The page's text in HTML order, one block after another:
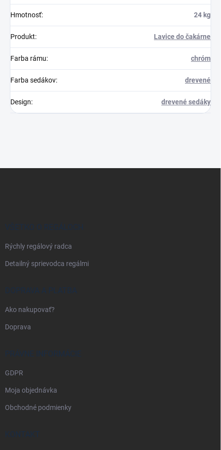
Hmotnosť: 24 kg
Produkt: Lavice do čakárne
Farba rámu: chróm
Farba sedákov: drevené
Design: drevené sedáky
VŠETKO O REGÁLOCH
Rýchly regálový radca
Detailný sprievodca regálmi
DOPRAVA A PLATBA
Ako nakupovať?
Doprava
PRÁVNE INFORMÁCIE
GDPR
Moja objednávka
Obchodné podmienky
KONTAKT